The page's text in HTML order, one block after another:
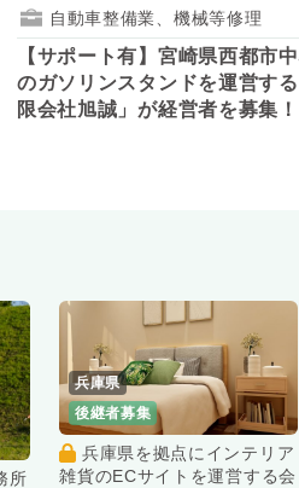
自動車整備業、機械等修理
【サポート有】宮崎県西都市
のガソリンスタンドを運営す
限会社旭誠」が経営者を募集！
兵庫県
後継者募集
雑貨のECサイトを運営する会